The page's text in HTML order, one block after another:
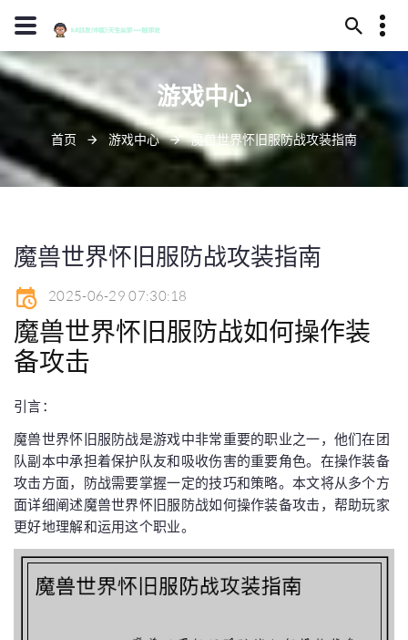
13594780092
永安市干夸谷218号
d88@j90001.com
游戏中心
首页 游戏中心 魔兽世界怀旧服防战攻装指南
魔兽世界怀旧服防战攻装指南
2025-06-29 07:30:18
魔兽世界怀旧服防战如何操作装
备攻击
引言：
魔兽世界怀旧服防战是游戏中非常重要的职业之一，他们在团
队副本中承担着保护队友和吸收伤害的重要角色。在操作装备
攻击方面，防战需要掌握一定的技巧和策略。本文将从多个方
面详细阐述魔兽世界怀旧服防战如何操作装备攻击，帮助玩家
更好地理解和运用这个职业。